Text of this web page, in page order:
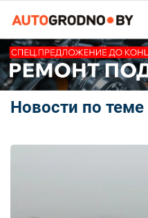
Новости по теме